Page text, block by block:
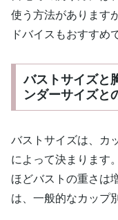
使う方法があります
ドバイスもおすすめ
バストサイズと
ンダーサイズと
バストサイズは、カ
によって決まります
ほどバストの重さは
は、一般的なカップ